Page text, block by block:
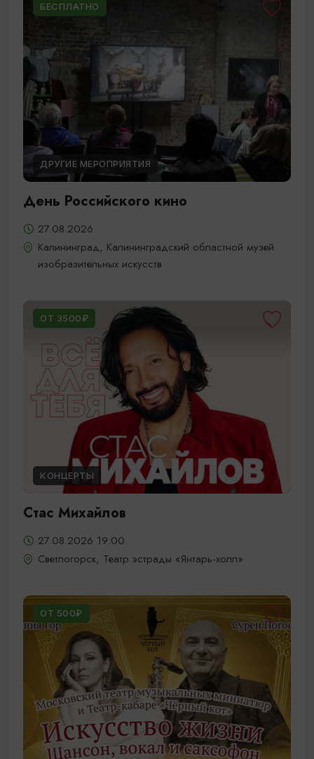
БЕСПЛАТНО
ДРУГИЕ МЕРОПРИЯТИЯ
День Российского кино
27.08.2026
Калининград, Калининградский областной музей
изобразительных искусств
ОТ 3500₽
КОНЦЕРТЫ
Стас Михайлов
27.08.2026 19:00
Светлогорск, Театр эстрады «Янтарь-холл»
ОТ 500₽